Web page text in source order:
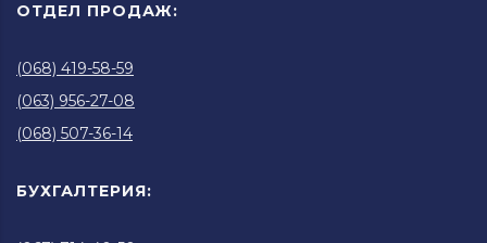
ОТДЕЛ ПРОДАЖ:
(068) 419-58-59
(063) 956-27-08
(068) 507-36-14
БУХГАЛТЕРИЯ: